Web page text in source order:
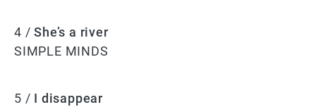
4 /She’s a river
SIMPLE MINDS
5 / I disappear